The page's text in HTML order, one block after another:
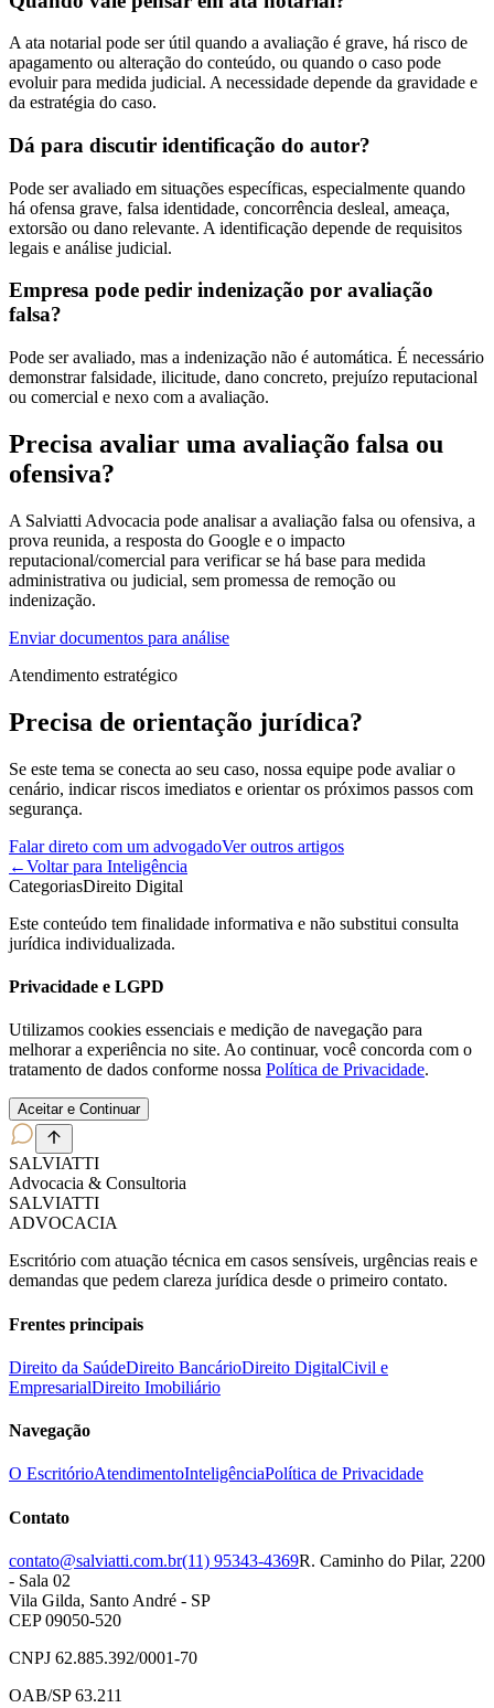
A ata notarial pode ser útil quando a avaliação é grave, há risco de
apagamento ou alteração do conteúdo, ou quando o caso pode
evoluir para medida judicial. A necessidade depende da gravidade e
da estratégia do caso.
Dá para discutir identificação do autor?
Pode ser avaliado em situações específicas, especialmente quando
há ofensa grave, falsa identidade, concorrência desleal, ameaça,
extorsão ou dano relevante. A identificação depende de requisitos
legais e análise judicial.
Empresa pode pedir indenização por avaliação
falsa?
Pode ser avaliado, mas a indenização não é automática. É necessário
demonstrar falsidade, ilicitude, dano concreto, prejuízo reputacional
ou comercial e nexo com a avaliação.
Precisa avaliar uma avaliação falsa ou
ofensiva?
A Salviatti Advocacia pode analisar a avaliação falsa ou ofensiva, a
prova reunida, a resposta do Google e o impacto
reputacional/comercial para verificar se há base para medida
administrativa ou judicial, sem promessa de remoção ou
indenização.
Enviar documentos para análise
Atendimento estratégico
Precisa de orientação jurídica?
Se este tema se conecta ao seu caso, nossa equipe pode avaliar o
cenário, indicar riscos imediatos e orientar os próximos passos com
segurança.
Falar direto com um advogadoVer outros artigos
←Voltar para Inteligência
CategoriasDireito Digital
Este conteúdo tem finalidade informativa e não substitui consulta
jurídica individualizada.
Privacidade e LGPD
Utilizamos cookies essenciais e medição de navegação para
melhorar a experiência no site. Ao continuar, você concorda com o
tratamento de dados conforme nossa Política de Privacidade.
Aceitar e Continuar
SALVIATTI
Advocacia & Consultoria
SALVIATTI
ADVOCACIA
Escritório com atuação técnica em casos sensíveis, urgências reais e
demandas que pedem clareza jurídica desde o primeiro contato.
Frentes principais
Direito da SaúdeDireito BancárioDireito DigitalCivil e
EmpresarialDireito Imobiliário
Navegação
O EscritórioAtendimentoInteligênciaPolítica de Privacidade
Contato
contato@salviatti.com.br(11) 95343-4369R. Caminho do Pilar, 2200
- Sala 02
Vila Gilda, Santo André - SP
CEP 09050-520
CNPJ 62.885.392/0001-70
OAB/SP 63.211